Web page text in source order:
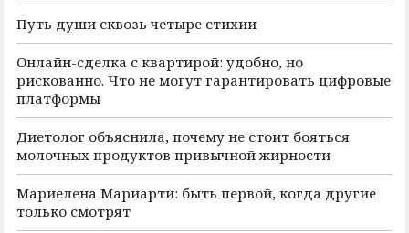
Путь души сквозь четыре стихии
Онлайн-сделка с квартирой: удобно, но
рискованно. Что не могут гарантировать цифровые
платформы
Диетолог объяснила, почему не стоит бояться
молочных продуктов привычной жирности
Мариелена Мариарти: быть первой, когда другие
только смотрят